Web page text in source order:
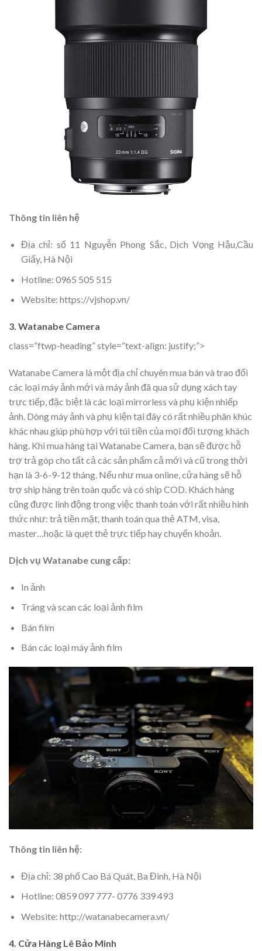
Thông tin liên hệ
Địa chỉ: số 11 Nguyễn Phong Sắc, Dịch Vọng Hậu,Cầu
Giấy, Hà Nội
Hotline: 0965 505 515
Website: https://vjshop.vn/
3. Watanabe Camera
class=”ftwp-heading” style=”text-align: justify;”>
Watanabe Camera là một địa chỉ chuyên mua bán và trao đổi
các loại máy ảnh mới và máy ảnh đã qua sử dụng xách tay
trực tiếp, đặc biệt là các loại mirrorless và phụ kiện nhiếp
ảnh. Dòng máy ảnh và phụ kiện tại đây có rất nhiều phân khúc
khác nhau giúp phù hợp với túi tiền của mọi đối tượng khách
hàng. Khi mua hàng tại Watanabe Camera, bạn sẽ được hỗ
trợ trả góp cho tất cả các sản phẩm cả mới và cũ trong thời
hạn là 3-6-9-12 tháng. Nếu như mua online, cửa hàng sẽ hỗ
trợ ship hàng trên toàn quốc và có ship COD. Khách hàng
cũng được linh động trong việc thanh toán với rất nhiều hình
thức như: trả tiền mặt, thanh toán qua thẻ ATM, visa,
master…hoặc là quẹt thẻ trực tiếp hay chuyển khoản.
Dịch vụ Watanabe cung cấp:
In ảnh
Tráng và scan các loại ảnh film
Bán film
Bán các loại máy ảnh film
Thông tin liên hệ:
Địa chỉ: 38 phố Cao Bá Quát, Ba Đình, Hà Nội
Hotline: 0859 097 777- 0776 339 493
Website: http://watanabecamera.vn/
4. Cửa Hàng Lê Bảo Minh